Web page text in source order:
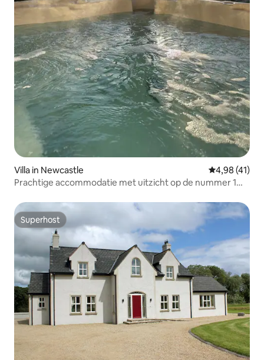
Villa in Newcastle Gemiddelde
4,98 (41)
Prachtige accommodatie met uitzicht op de nummer 1
Superhost
Superhost